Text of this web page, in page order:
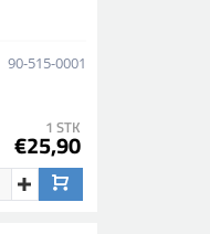
90-515-0001
1 STK
€25,90